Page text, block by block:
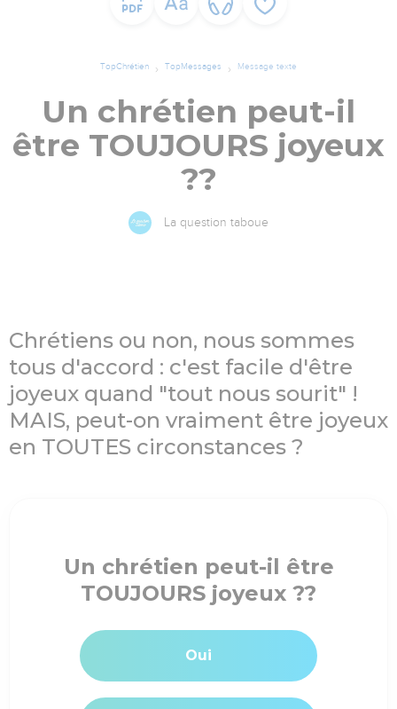
TopChrétien TopMessages Message texte
Un chrétien peut-il
être TOUJOURS joyeux
??
La question taboue
Chrétiens ou non, nous sommes
tous d'accord : c'est facile d'être
joyeux quand "tout nous sourit" !
MAIS, peut-on vraiment être joyeux
en TOUTES circonstances ?
Un chrétien peut-il être
TOUJOURS joyeux ??
Oui